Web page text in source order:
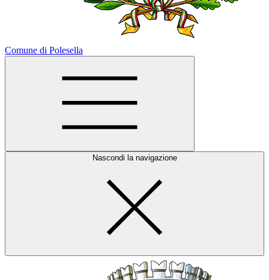
Comune di Polesella
Nascondi la navigazione